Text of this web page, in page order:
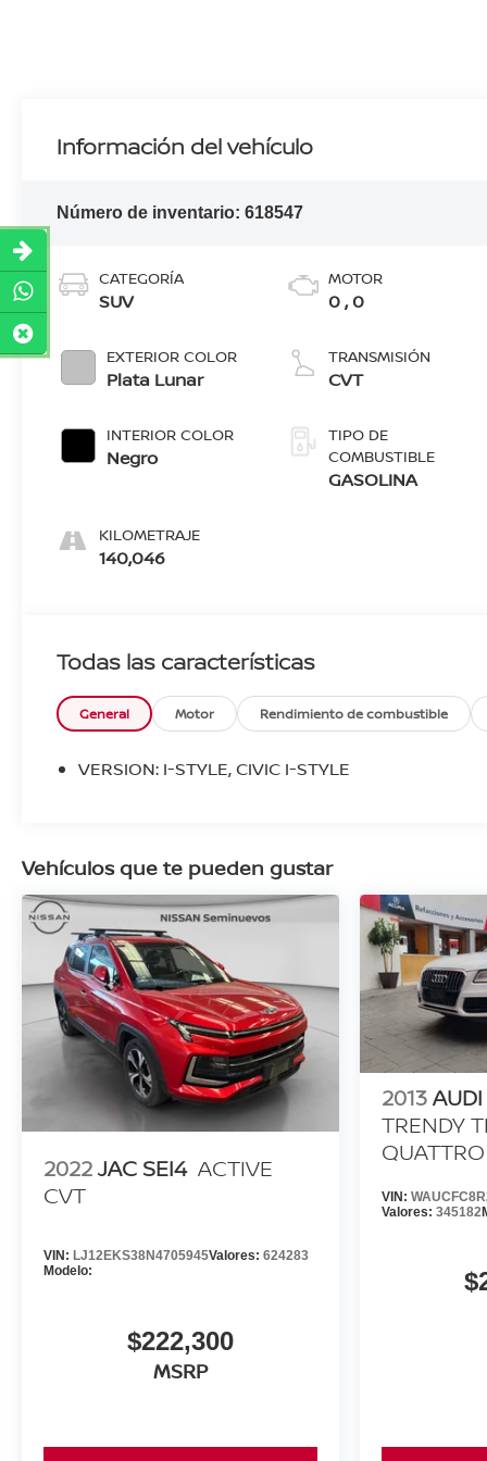
Información del vehículo
Número de inventario:618547
CATEGORÍA
SUV
EXTERIOR COLOR
Plata Lunar
INTERIOR COLOR
Negro
KILOMETRAJE
140,046
MOTOR
0 , 0
TRANSMISIÓN
CVT
TIPO DE
COMBUSTIBLE
GASOLINA
Todas las características
General Motor Rendimiento de combustible
VERSION: I-STYLE, CIVIC I-STYLE
Vehículos que te pueden gustar
2022JAC SEI4 ACTIVE
CVT
VIN: LJ12EKS38N4705945Valores: 624283
Modelo:
$222,300
MSRP
2013
TRENDY
QUATTRO
VIN:
Valores: 345182